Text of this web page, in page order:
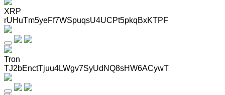
XRP
rUHuTm5yeFf7WSpuqsU4UCPt5pkqBxKTPF
Tron
TJ2bEnctTjuu4LWgv7SyUdNQ8sHW6ACywT